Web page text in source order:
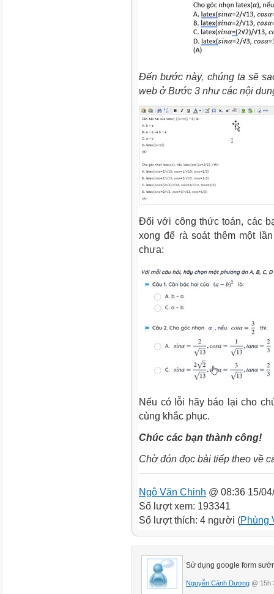
Đến bước này, chúng ta sẽ
web ởBước 3 như các nội
Đối với công thức toán, các
xong để rà soát thêm một
chưa:
Nếu có lỗi hãy báo lại cho
cùng khắc phục.
Chúc các bạn thành công!
Chờ đón đọc bài tiếp theo về
Ngô Văn Chinh @ 08:36 15/
Số lượt xem: 193341
Số lượt thích: 4 người (Phùng
Sử dụng google form
Nguyễn Cảnh Dương @